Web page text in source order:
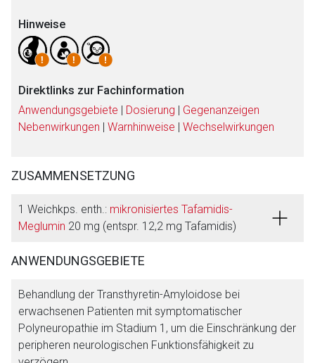
Hinweise
Direktlinks zur Fachinformation
Anwendungsgebiete | Dosierung | Gegenanzeigen
Nebenwirkungen | Warnhinweise | Wechselwirkungen
ZUSAMMENSETZUNG
1 Weichkps. enth.: mikronisiertes Tafamidis-
Meglumin 20 mg (entspr. 12,2 mg Tafamidis)
ANWENDUNGSGEBIETE
Behandlung der Transthyretin-Amyloidose bei
erwachsenen Patienten mit symptomatischer
Polyneuropathie im Stadium 1, um die Einschränkung der
peripheren neurologischen Funktionsfähigkeit zu
Aufruf einer externen Seite
Seite. Für die Inhalte der externen Web-Seite ist deren
Betreiber verantwortlich. Ebenso gelten dort ggf. andere
Datenschutzbestimmungen.